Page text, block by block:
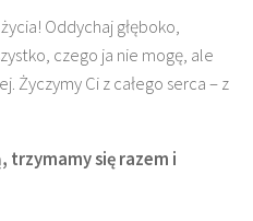
Oddychaj głęboko,
czego ja nie mogę, ale
Życzymy Ci z całego serca – z
trzymamy się razem i